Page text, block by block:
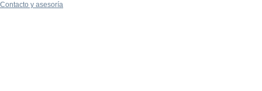
Contacto y asesoría